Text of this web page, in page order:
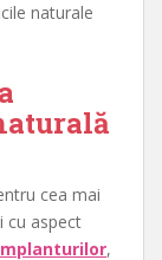
naturale
cea mai
cu aspect
,